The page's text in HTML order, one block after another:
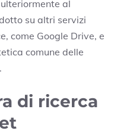
al
su altri servizi
come Google Drive, e
comune delle
di ricerca